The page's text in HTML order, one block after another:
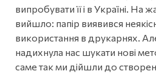
випробувати її і в Україні. На
вийшло: папір виявився
використання в друкарнях.
надихнула нас шукати нові
саме так ми дійшли до